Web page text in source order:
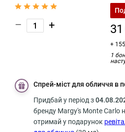
– +
+
1
Спрей-міст для обличчя в
Придбай у період з04
бренду Margy's Monte Carlo
отримай у подарунок